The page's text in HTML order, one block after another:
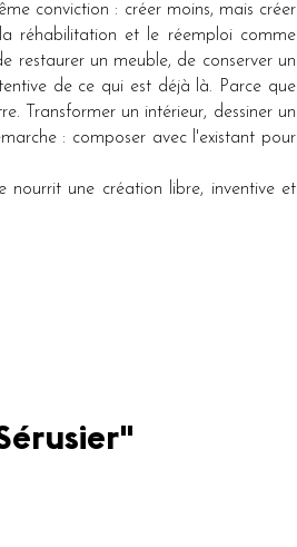
conviction : créer moins, mais créer
réhabilitation et le réemploi comme
restaurer un meuble, de conserver un
de ce qui est déjà là. Parce que
Transformer un intérieur, dessiner un
: composer avec l'existant pour
nourrit une création libre, inventive et